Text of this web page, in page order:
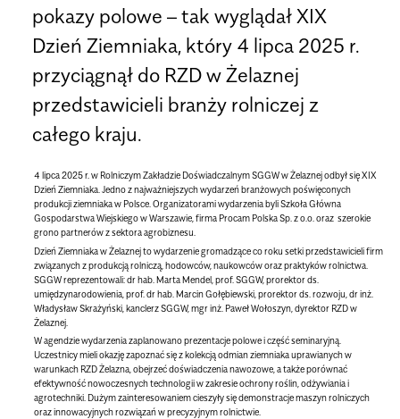
pokazy polowe – tak wyglądał XIX
Dzień Ziemniaka, który 4 lipca 2025 r.
przyciągnął do RZD w Żelaznej
przedstawicieli branży rolniczej z
całego kraju.
4 lipca 2025 r. w Rolniczym Zakładzie Doświadczalnym SGGW w Żelaznej odbył sięXIX
Dzień Ziemniaka. Jedno z najważniejszych wydarzeń branżowych poświęconych
produkcji ziemniaka w Polsce. Organizatorami wydarzenia byli Szkoła Główna
Gospodarstwa Wiejskiego w Warszawie, firma Procam Polska Sp. z o.o. oraz szerokie
grono partnerów z sektora agrobiznesu.
Dzień Ziemniaka w Żelaznej to wydarzenie gromadzące co roku setki przedstawicieli firm
związanych z produkcją rolniczą, hodowców, naukowców oraz praktyków rolnictwa.
SGGW reprezentowali: dr hab. Marta Mendel, prof. SGGW, prorektor ds.
umiędzynarodowienia, prof. dr hab. Marcin Gołębiewski, prorektor ds. rozwoju, dr inż.
Władysław Skrażyński, kanclerz SGGW, mgr inż. Paweł Wołoszyn, dyrektor RZD w
Żelaznej.
W agendzie wydarzenia zaplanowano prezentacje polowe i część seminaryjną.
Uczestnicy mieli okazję zapoznać się z kolekcją odmian ziemniaka uprawianych w
warunkach RZD Żelazna, obejrzeć doświadczenia nawozowe, a także porównać
efektywność nowoczesnych technologii w zakresie ochrony roślin, odżywiania i
agrotechniki. Dużym zainteresowaniem cieszyły się demonstracje maszyn rolniczych
oraz innowacyjnych rozwiązań w precyzyjnym rolnictwie.